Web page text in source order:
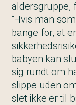
aldersgruppe,
“Hvis man
bange for, at
babyen kan
sig rundt om
slippe uden
slet ikke er til